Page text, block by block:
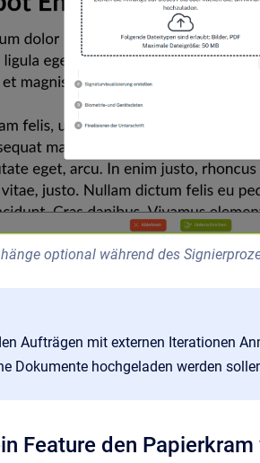
optional während des
Aufträgen mit externen Iterationen
Dokumente hochgeladen werden
Feature den